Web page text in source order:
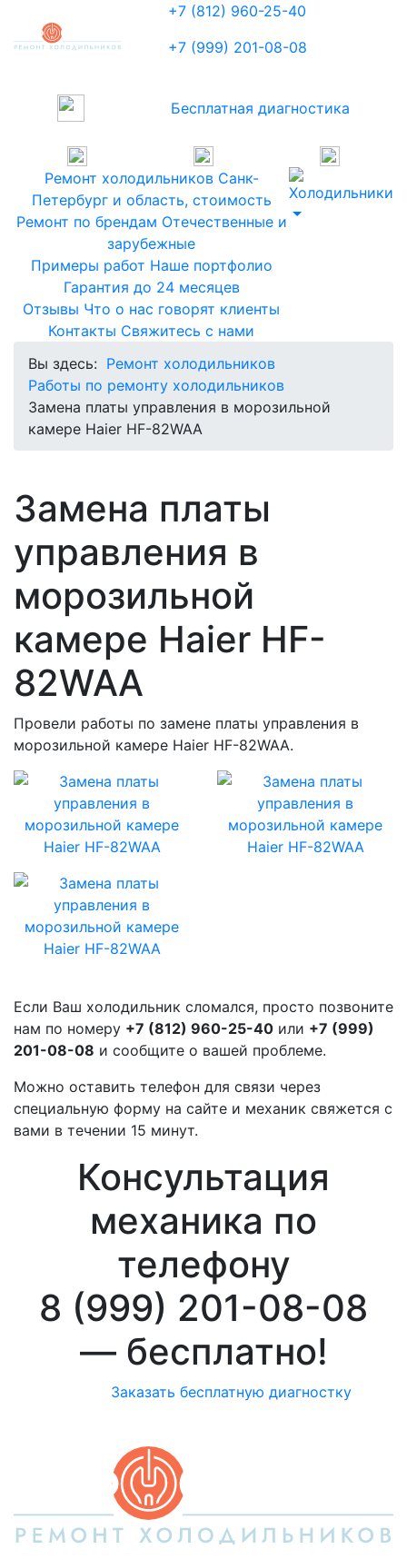
+7 (812) 960-25-40
+7 (999) 201-08-08
Бесплатная диагностика
Ремонт холодильников Санк-
Петербург и область, стоимость
Ремонт по брендам Отечественные и
зарубежные
Примеры работ Наше портфолио
Гарантия до 24 месяцев
Отзывы Что о нас говорят клиенты
Контакты Свяжитесь с нами
Вы здесь: Ремонт холодильников
Работы по ремонту холодильников
Замена платы управления в морозильной
камере Haier HF-82WAA
Замена платы
управления в
морозильной
камере Haier HF-
82WAA
Провели работы по замене платы управления в
морозильной камере Haier HF-82WAA.
Если Ваш холодильник сломался, просто позвоните
нам по номеру +7 (812) 960-25-40 или +7 (999)
201-08-08 и сообщите о вашей проблеме.
Можно оставить телефон для связи через
специальную форму на сайте и механик свяжется с
вами в течении 15 минут.
Консультация
механика по
телефону
8 (999) 201-08-08
— бесплатно!
Заказать бесплатную диагностку